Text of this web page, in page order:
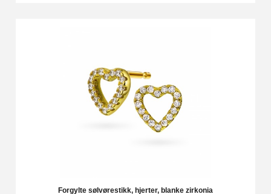
Forgylte sølvørestikk, hjerter, blanke zirkonia